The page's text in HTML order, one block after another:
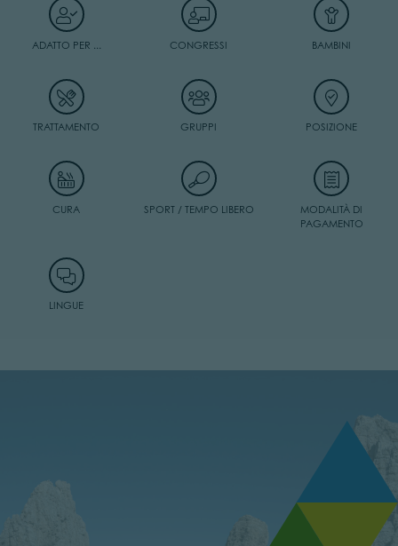
ADATTO PER ... CONGRESSI BAMBINI
TRATTAMENTO GRUPPI POSIZIONE
CURA SPORT / TEMPO LIBERO
MODALITÀ DI
PAGAMENTO
LINGUE